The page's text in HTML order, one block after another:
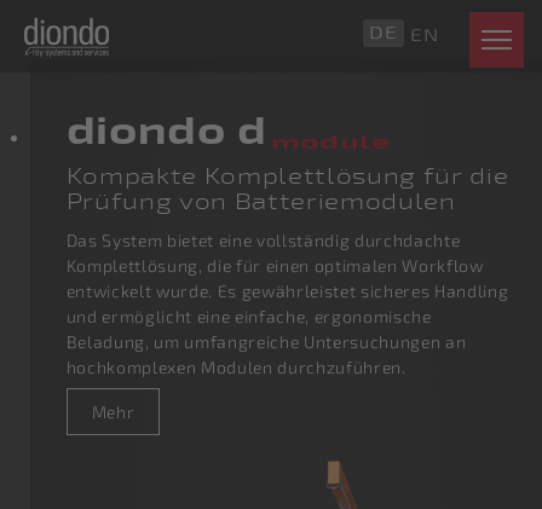
DE EN
diondo d module
Kompakte Komplettlösung für die
Prüfung von Batteriemodulen
Das System bietet eine vollständig durchdachte
Komplettlösung, die für einen optimalen Workflow
entwickelt wurde. Es gewährleistet sicheres Handling
und ermöglicht eine einfache, ergonomische
Beladung, um umfangreiche Untersuchungen an
hochkomplexen Modulen durchzuführen.
Mehr